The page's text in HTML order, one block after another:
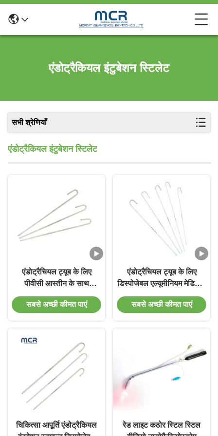
एंडोट्रैकियल इंटुबेशन स्टिलेट
सभी श्रेणियाँ
एंडोट्रैकियल इंटुबेशन स्टिलेट
एंडोट्रैचियल ट्यूब के लिए
पीवीसी आस्तीन के साथ
डिस्पोजेबल एल्यूमीनियम इंटुबेशन
स्टाइल
सबसे अच्छी कीमत पाएं
एंडोट्रैचियल ट्यूब के लिए
डिस्पोजेबल एल्यूमीनियम मेडिकल
गाइड वायर इंटुबेशन स्टिलेट
सबसे अच्छी कीमत पाएं
चिकित्सा आपूर्ति एंडोट्रैकियल
रेड लाइट कठोर स्टिल स्टिल